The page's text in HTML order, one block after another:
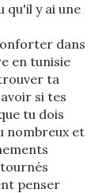
qu'il y ai une
dans
en tunisie
ta
si tes
tu dois
nombreux et
penser